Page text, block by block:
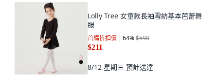
Lolly Tree 女童款長袖雪紡基本芭蕾舞
服
首購折扣價 64%$590
$211
8/12 星期三 預計送達